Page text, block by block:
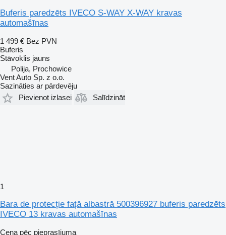
Buferis paredzēts IVECO S-WAY X-WAY kravas
automašīnas
1 499 € Bez PVN
Buferis
Stāvoklis jauns
Polija, Prochowice
Vent Auto Sp. z o.o.
Sazināties ar pārdevēju
Pievienot izlasei
Salīdzināt
1
Bara de protecție față albastră 500396927 buferis paredzēts
IVECO 13 kravas automašīnas
Cena pēc pieprasījuma